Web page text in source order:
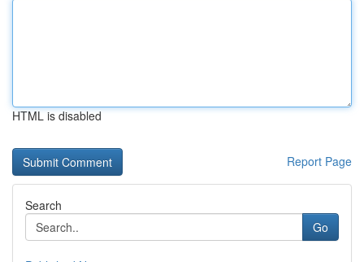
HTML is disabled
Report Page
Search
Go